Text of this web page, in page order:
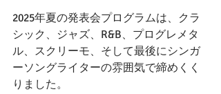
2025年夏の発表会プログラムは、クラ
シック、ジャズ、R&B、プログレメタ
ル、スクリーモ、そして最後にシンガ
ーソングライターの雰囲気で締めくく
りました。